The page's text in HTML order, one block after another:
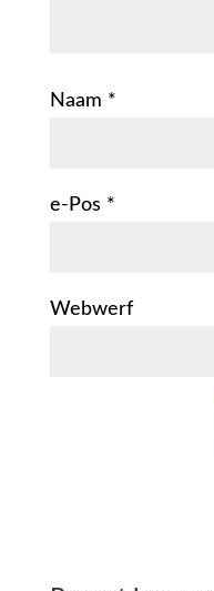
Naam *
e-Pos *
Webwerf